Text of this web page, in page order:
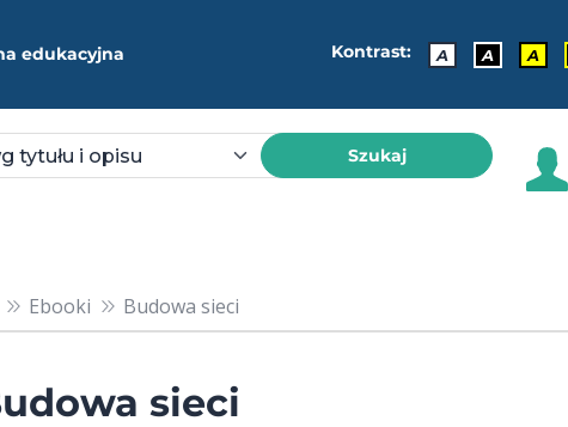
edukacyjna Kontrast: A A A
Szukaj
Ebooki Budowa sieci
sieci